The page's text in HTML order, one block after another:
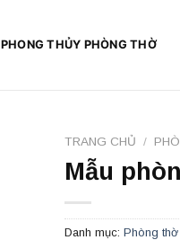
PHONG THỦY PHÒNG THỜ
TRANG CHỦ /
Mẫu
Danh mục: Phòng